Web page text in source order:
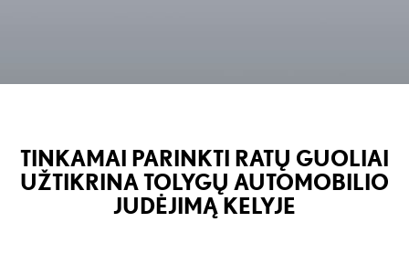
TINKAMAI PARINKTI RATŲ GUOLIAI
UŽTIKRINA TOLYGŲ AUTOMOBILIO
JUDĖJIMĄ KELYJE